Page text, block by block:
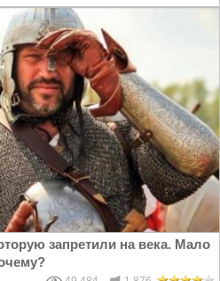
запретили на века. Мало